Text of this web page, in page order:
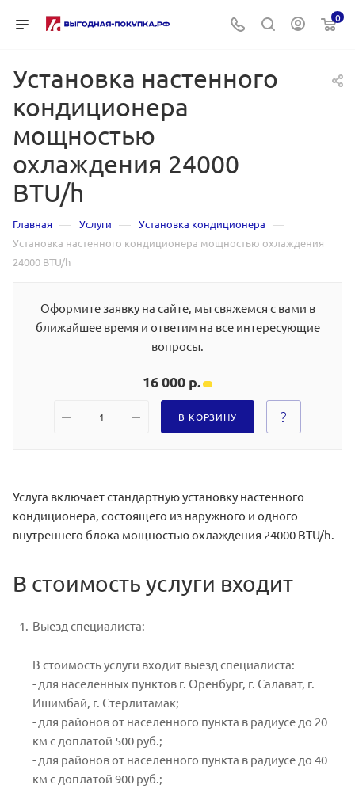
0
Установка настенного
кондиционера
мощностью
охлаждения 24000
BTU/h
Главная — Услуги — Установка кондиционера —
Установка настенного кондиционера мощностью охлаждения
24000 BTU/h
Оформите заявку на сайте, мы свяжемся с вами в
ближайшее время и ответим на все интересующие
вопросы.
16 000 р.
В КОРЗИНУ
Услуга включает стандартную установку настенного
кондиционера, состоящего из наружного и одного
внутреннего блока мощностью охлаждения 24000 BTU/h.
В стоимость услуги входит
Выезд специалиста:
В стоимость услуги входит выезд специалиста:
- для населенных пунктов г. Оренбург, г. Салават, г.
Ишимбай, г. Стерлитамак;
- для районов от населенного пункта в радиусе до 20
км с доплатой 500 руб.;
- для районов от населенного пункта в радиусе до 40
км с доплатой 900 руб.;